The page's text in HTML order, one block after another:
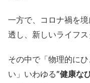
一方で、コロナ禍を
透し、新しいライフス
その中で「物理的に
い」いわゆる”健康な